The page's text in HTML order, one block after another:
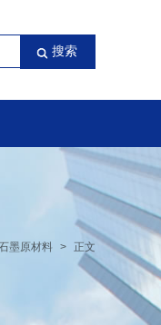
墨原材料 > 正文